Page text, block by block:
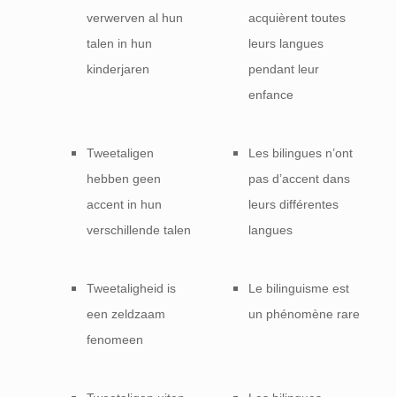
verwerven al hun
talen in hun
kinderjaren
acquièrent toutes
leurs langues
pendant leur
enfance
Tweetaligen
hebben geen
accent in hun
verschillende talen
Les bilingues n’ont
pas d’accent dans
leurs différentes
langues
Tweetaligheid is
een zeldzaam
fenomeen
Le bilinguisme est
un phénomène rare